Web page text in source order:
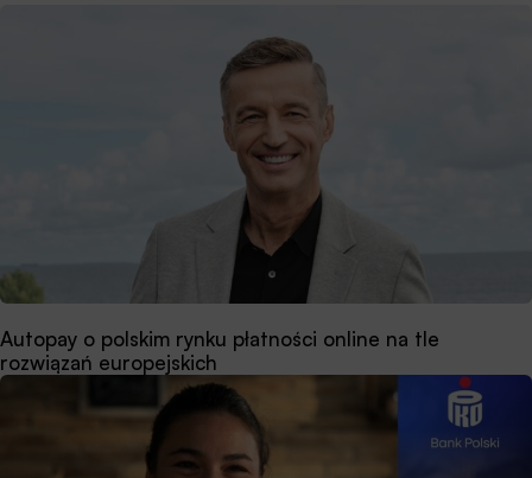
Autopay o polskim rynku płatności online na tle
rozwiązań europejskich